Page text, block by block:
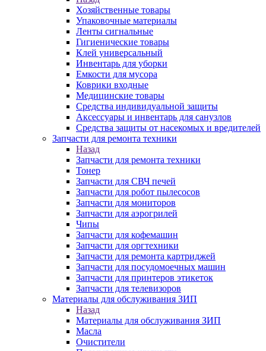
Хозяйственные товары
Упаковочные материалы
Ленты сигнальные
Гигиенические товары
Клей универсальный
Инвентарь для уборки
Емкости для мусора
Коврики входные
Медицинские товары
Средства индивидуальной защиты
Аксессуары и инвентарь для санузлов
Средства защиты от насекомых и вредителей
Запчасти для ремонта техники
Назад
Запчасти для ремонта техники
Тонер
Запчасти для СВЧ печей
Запчасти для робот пылесосов
Запчасти для мониторов
Запчасти для аэрогрилей
Чипы
Запчасти для кофемашин
Запчасти для оргтехники
Запчасти для ремонта картриджей
Запчасти для посудомоечных машин
Запчасти для принтеров этикеток
Запчасти для телевизоров
Материалы для обслуживания ЗИП
Назад
Материалы для обслуживания ЗИП
Масла
Очистители